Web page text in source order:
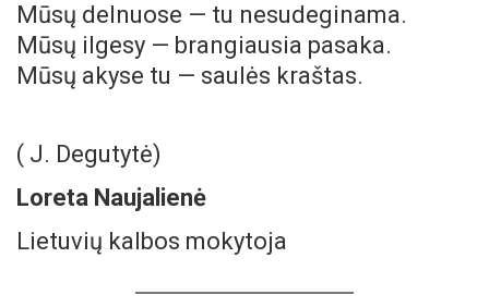
Mūsų delnuose — tu nesudeginama.
Mūsų ilgesy — brangiausia pasaka.
Mūsų akyse tu — saulės kraštas.
( J. Degutytė)
Loreta Naujalienė
Lietuvių kalbos mokytoja